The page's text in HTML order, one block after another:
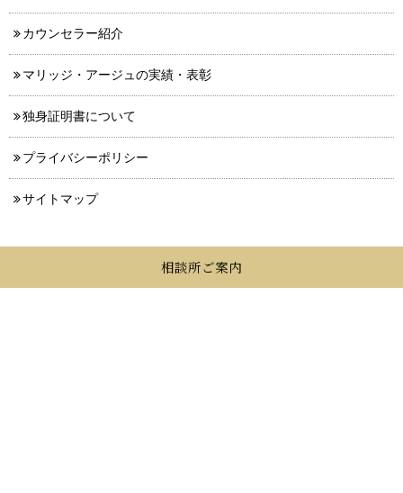
カウンセラー紹介
マリッジ・アージュの実績・表彰
独身証明書について
プライバシーポリシー
サイトマップ
相談所ご案内